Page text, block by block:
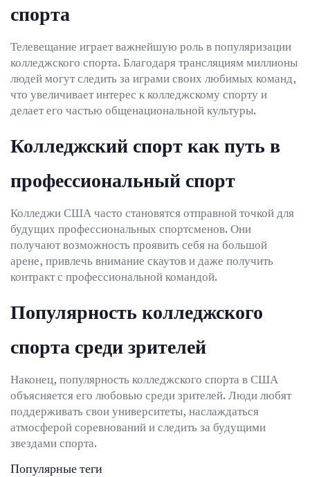
спорта
Телевещание играет важнейшую роль в популяризации
колледжского спорта. Благодаря трансляциям миллионы
людей могут следить за играми своих любимых команд,
что увеличивает интерес к колледжскому спорту и
делает его частью общенациональной культуры.
Колледжский спорт как путь в
профессиональный спорт
Колледжи США часто становятся отправной точкой для
будущих профессиональных спортсменов. Они
получают возможность проявить себя на большой
арене, привлечь внимание скаутов и даже получить
контракт с профессиональной командой.
Популярность колледжского
спорта среди зрителей
Наконец, популярность колледжского спорта в США
объясняется его любовью среди зрителей. Люди любят
поддерживать свои университеты, наслаждаться
атмосферой соревнований и следить за будущими
звездами спорта.
Популярные теги